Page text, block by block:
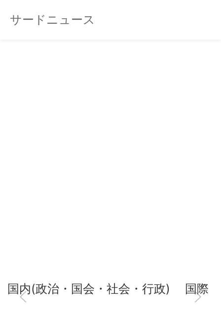
サードニュース
国内(政治・国会・社会・行政) 国際